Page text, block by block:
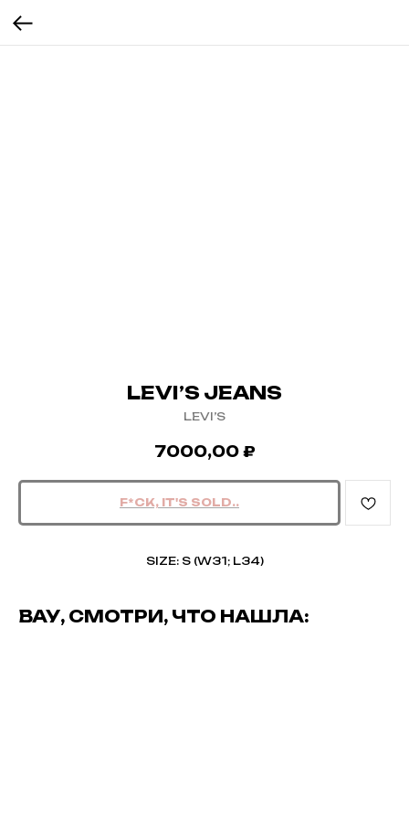
LEVI’S JEANS
LEVI’S
7000,00 ₽
SIZE: S (W31; L34)
ВАУ, СМОТРИ, ЧТО НАШЛА: